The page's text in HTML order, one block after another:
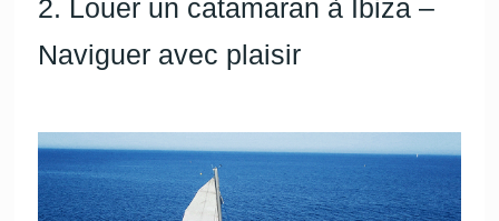
2. Louer un catamaran à Ibiza –
Naviguer avec plaisir